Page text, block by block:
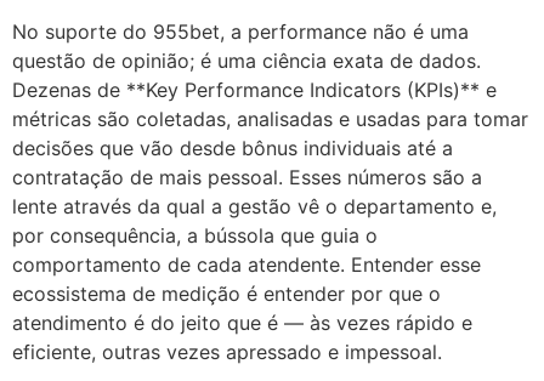
No suporte do 955bet, a performance não é uma
questão de opinião; é uma ciência exata de dados.
Dezenas de **Key Performance Indicators (KPIs)** e
métricas são coletadas, analisadas e usadas para tomar
decisões que vão desde bônus individuais até a
contratação de mais pessoal. Esses números são a
lente através da qual a gestão vê o departamento e,
por consequência, a bússola que guia o
comportamento de cada atendente. Entender esse
ecossistema de medição é entender por que o
atendimento é do jeito que é — às vezes rápido e
eficiente, outras vezes apressado e impessoal.